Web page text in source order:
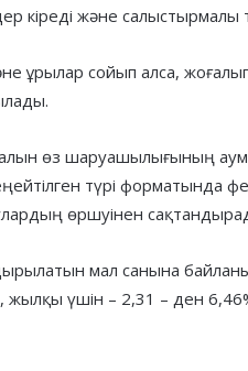
кіреді және
ұрылар сойып алса,
өз шаруашылығының
түрі форматында
өршуінен
мал санына
жылқы үшін – 2,31 – ден